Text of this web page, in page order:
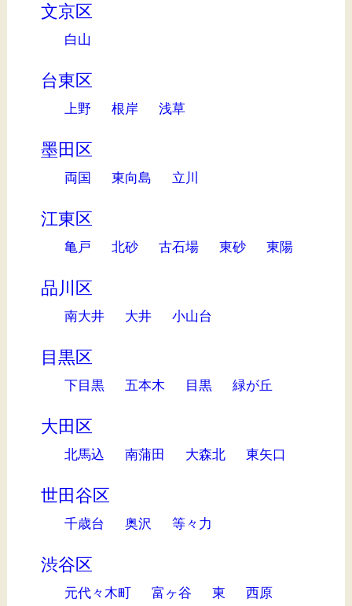
文京区
白山
台東区
上野 根岸 浅草
墨田区
両国 東向島 立川
江東区
亀戸 北砂 古石場 東砂 東陽
品川区
南大井 大井 小山台
目黒区
下目黒 五本木 目黒 緑が丘
大田区
北馬込 南蒲田 大森北 東矢口
世田谷区
千歳台 奥沢 等々力
渋谷区
元代々木町 富ヶ谷 東 西原